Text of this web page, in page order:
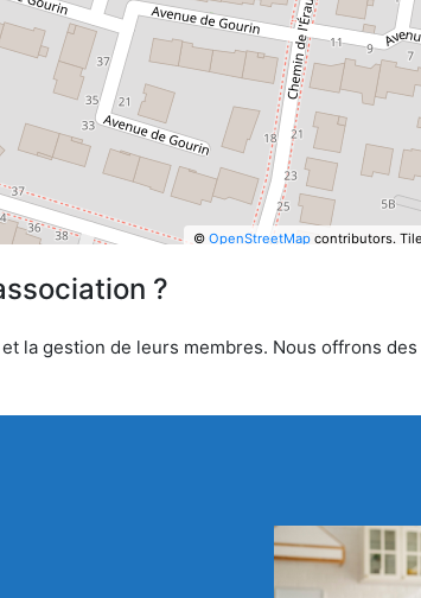
© OpenStreetMapcontributors.
?
la gestion de leurs membres. Nous offrons